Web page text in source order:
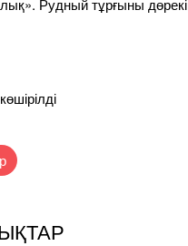
Рудный тұрғыны дөрекі